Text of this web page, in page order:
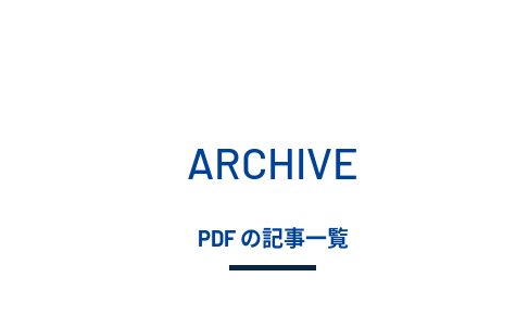
ARCHIVE
PDF の記事一覧